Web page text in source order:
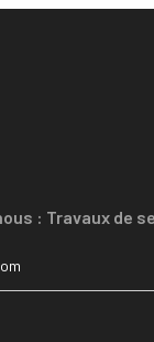
: Travaux de